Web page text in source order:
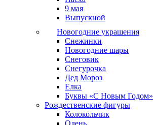
9 мая
Выпускной
Новогодние украшения
Снежинки
Новогодние шары
Снеговик
Снегурочка
Дед Мороз
Елка
Буквы «С Новым Годом»
Рождественские фигуры
Колокольчик
Олень